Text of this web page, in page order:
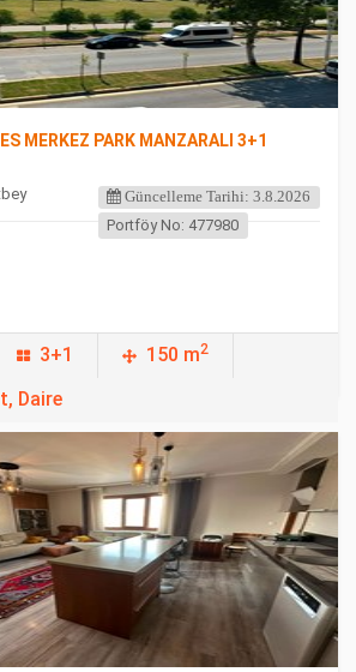
MERKEZ PARK MANZARALI 3+1
Güncelleme Tarihi: 3.8.2026
Portföy No: 477980
3+1 150 m2
Daire